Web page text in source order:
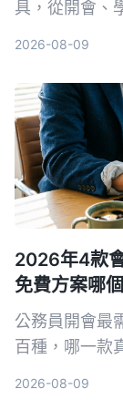
具，從開會、
2026-08-09
2026年4款
免費方案哪
公務員開會最
百種，哪一款
2026-08-09